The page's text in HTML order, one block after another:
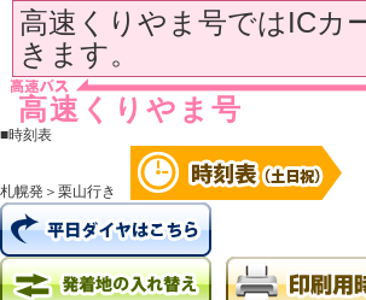
高速くりやま号ではICカ
きます。
高速くりやま号
■時刻表
札幌発＞栗山行き